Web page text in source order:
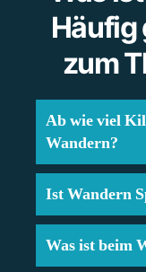
Häufig
zum
Ab wie viel
Wandern?
Ist Wandern
Was ist beim